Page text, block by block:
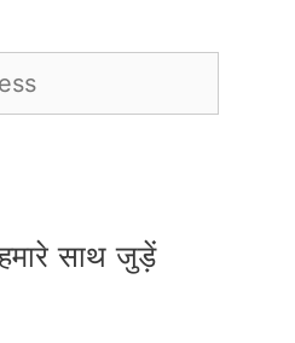
साथ जुड़ें